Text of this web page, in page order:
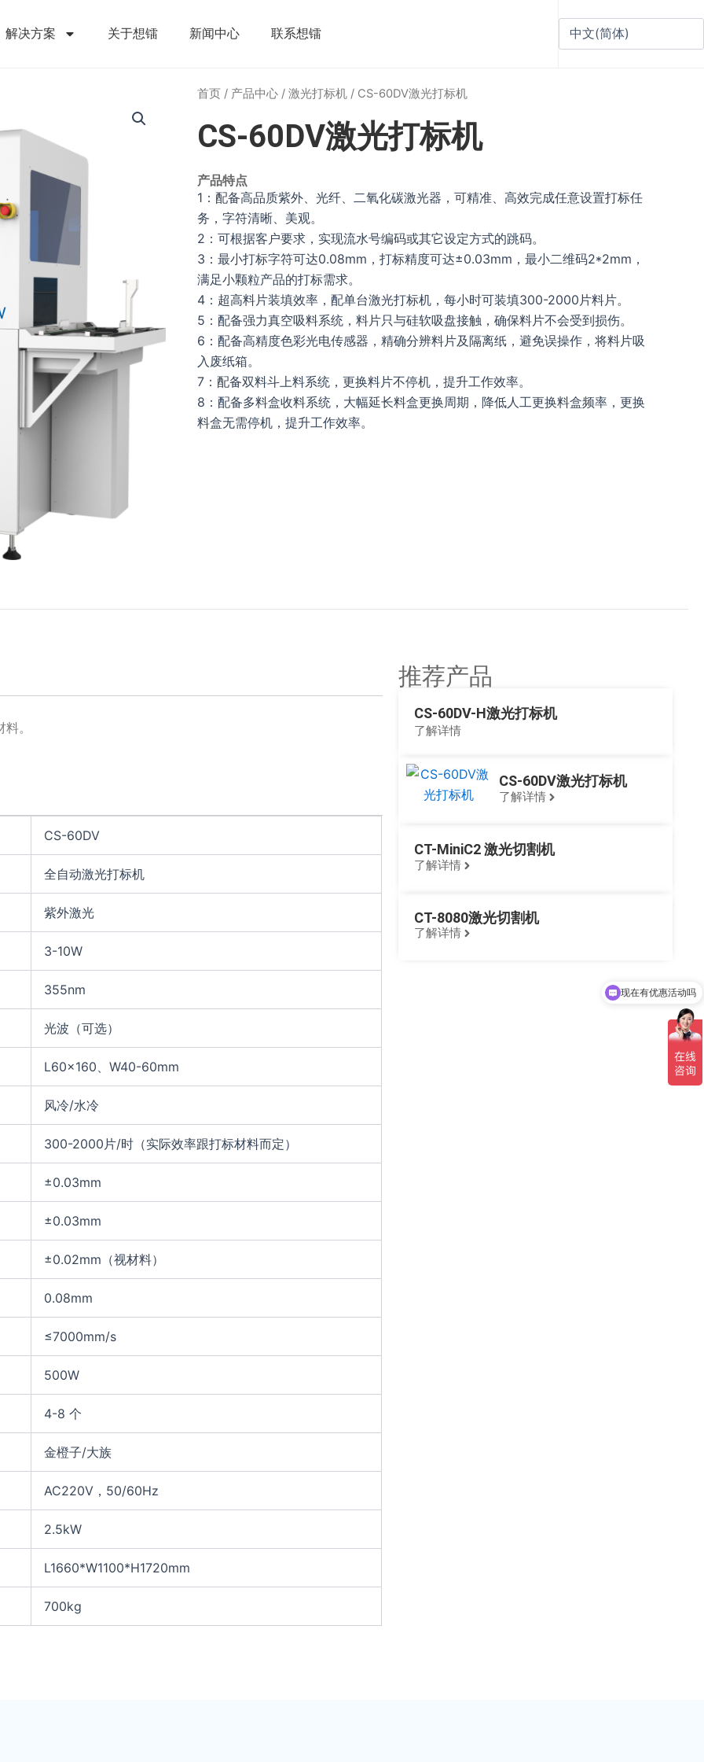
解决方案 关于想镭 新闻中心 联系想镭
首页 / 产品中心 /激光打标机 / CS-60DV激光打标机
CS-60DV激光打标机
产品特点
1：配备高品质紫外、光纤、二氧化碳激光器，可精准、高效完成任意设置打标任
务，字符清晰、美观。
2：可根据客户要求，实现流水号编码或其它设定方式的跳码。
3：最小打标字符可达0.08mm，打标精度可达±0.03mm，最小二维码2*2mm，
满足小颗粒产品的打标需求。
4：超高料片装填效率，配单台激光打标机，每小时可装填300-2000片料片。
5：配备强力真空吸料系统，料片只与硅软吸盘接触，确保料片不会受到损伤。
6：配备高精度色彩光电传感器，精确分辨料片及隔离纸，避免误操作，将料片吸
入废纸箱。
7：配备双料斗上料系统，更换料片不停机，提升工作效率。
8：配备多料盒收料系统，大幅延长料盒更换周期，降低人工更换料盒频率，更换
料盒无需停机，提升工作效率。
。
CS-60DV
全自动激光打标机
紫外激光
3-10W
355nm
光波（可选）
L60×160、W40-60mm
风冷/水冷
300-2000片/时（实际效率跟打标材料而定）
±0.03mm
±0.03mm
±0.02mm（视材料）
0.08mm
≤7000mm/s
500W
4-8 个
金橙子/大族
AC220V，50/60Hz
2.5kW
L1660*W1100*H1720mm
700kg
推荐产品
CS-60DV-H激光打标机
了解详情
CS-60DV激光打标机
了解详情
CT-MiniC2 激光切割机
了解详情
CT-8080激光切割机
了解详情
现在有优惠活动吗